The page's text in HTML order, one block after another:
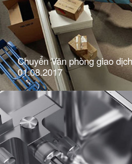
Chuyển Văn phòng giao
01.08.2017